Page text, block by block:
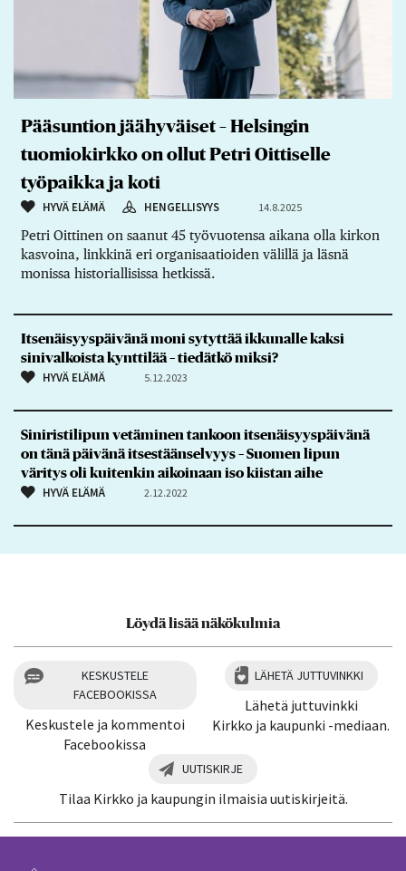
Pääsuntion jäähyväiset – Helsingin
tuomiokirkko on ollut Petri Oittiselle
työpaikka ja koti
HYVÄ ELÄMÄ HENGELLISYYS 14.8.2025
Petri Oittinen on saanut 45 työvuotensa aikana olla kirkon
kasvoina, linkkinä eri organisaatioiden välillä ja läsnä
monissa historiallisissa hetkissä.
Itsenäisyyspäivänä moni sytyttää ikkunalle kaksi
sinivalkoista kynttilää – tiedätkö miksi?
HYVÄ ELÄMÄ 5.12.2023
Siniristilipun vetäminen tankoon itsenäisyyspäivänä
on tänä päivänä itsestäänselvyys – Suomen lipun
väritys oli kuitenkin aikoinaan iso kiistan aihe
HYVÄ ELÄMÄ 2.12.2022
Löydä lisää näkökulmia
KESKUSTELE
FACEBOOKISSA
Keskustele ja kommentoi
Facebookissa
LÄHETÄ JUTTUVINKKI
Lähetä juttuvinkki
Kirkko ja kaupunki -mediaan.
UUTISKIRJE
Tilaa Kirkko ja kaupungin ilmaisia uutiskirjeitä.